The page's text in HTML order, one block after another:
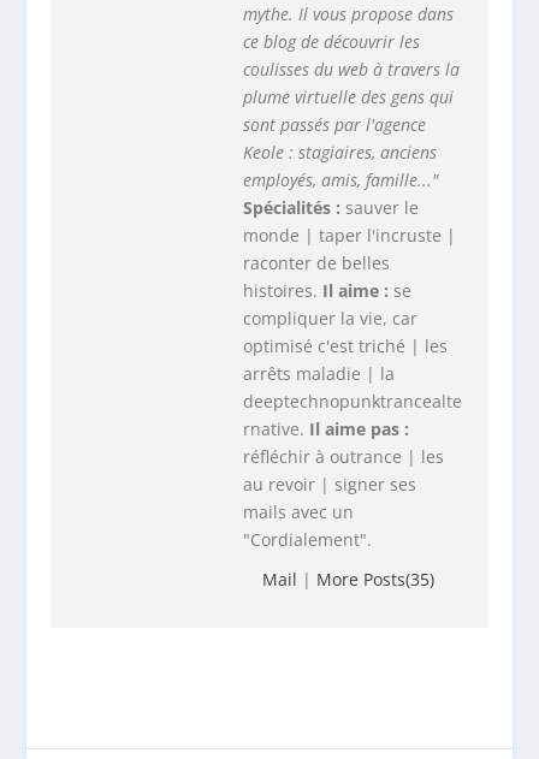
monde | taper l'incruste |
raconter de belles
histoires.Il aime :se
compliquer la vie, car
optimisé c'est triché | les
arrêts maladie | la
deeptechnopunktrancealte
rnative.Il aime pas :
réfléchir à outrance | les
au revoir | signer ses
mails avec un
"Cordialement".
Mail|More Posts(35)
PARTAGER :